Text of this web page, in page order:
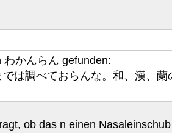
かんらん gefunden:
は調べておらんな。和、漢、
ob das n einen